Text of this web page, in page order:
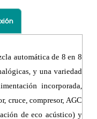
Con
de la
la gestión
a través de
Con
una
dispositivo, los
La IP del
automática de 8 en 8
y una variedad
incorporada,
cruce, compresor, AGC
de eco acústico) y